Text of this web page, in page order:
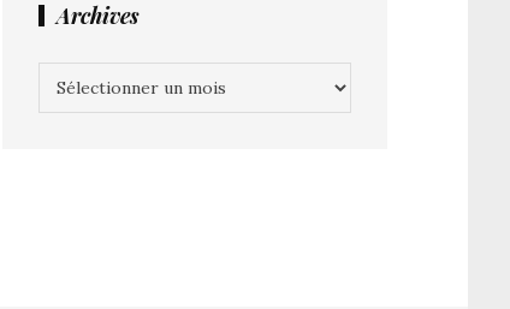
Archives